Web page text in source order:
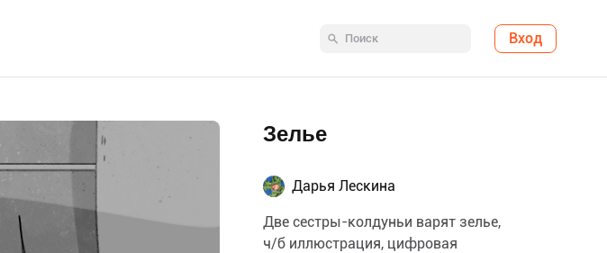
Вход
Зелье
Дарья Лескина
Две сестры-колдуньи варят зелье,
ч/б иллюстрация, цифровая